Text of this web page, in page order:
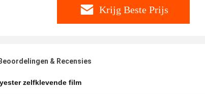
Krijg Beste Prijs
Beoordelingen & Recensies
zelfklevende film